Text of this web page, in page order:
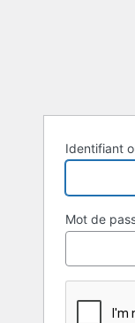
Identifiant
Mot de